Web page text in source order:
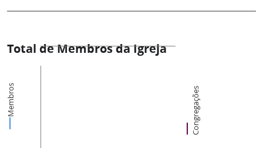
Total de Membros da Igreja
Membros Congregações